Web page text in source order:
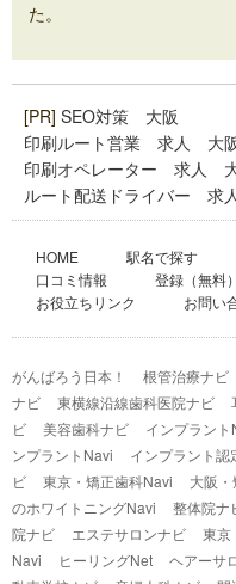
た。
[PR] SEO対策 大阪
印刷ルート営業 求人 大
印刷オペレーター 求人
ルート配送ドライバー 求
HOME 駅名で探す
口コミ情報
登録（無料）
お役立ちリンク
お問い
がんばろう日本！ 根管治療ナビ
ナビ
東横線沿線歯科医院ナビ
ビ
美容歯科ナビ インプラント
ンプラントNavi
インプラント認
ビ
東京・矯正歯科Navi 大阪
のホワイトニングNavi
整体院ナ
院ナビ
エステサロンナビ 東京
Navi
ヒーリングNet ヘアーサ